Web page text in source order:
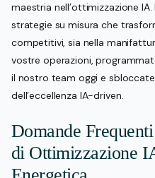
maestria nell’ottimizzazione
strategie su misura che
competitivi, sia nella
vostre operazioni,
il nostro team oggi e
dell’eccellenza IA-driven.
Domande
di Ottimizzazione